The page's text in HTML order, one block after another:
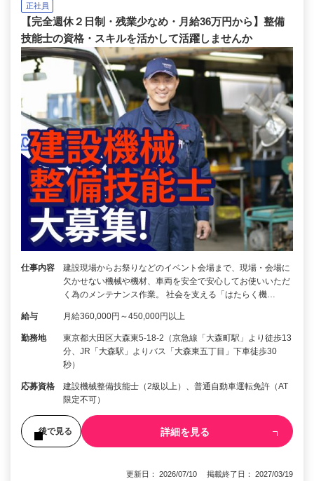
正社員
【完全週休２日制・残業少なめ・月給36万円から】整備
技能士の資格・スキルを活かして活躍しませんか
仕事内容
建設現場からお祭りなどのイベント会場まで、現場・会場に
欠かせない機械や機材、車両を安全で安心してお使いいただ
く為のメンテナンス作業。 社会を支える「はたらく機…
給与 月給360,000円～450,000円以上
勤務地
東京都大田区大森東5-18-2（京急線「大森町駅」より徒歩13
分、JR「大森駅」よりバス「大森東五丁目」下車徒歩30
秒）
応募資格
建設機械整備技能士（2級以上）、普通自動車運転免許（AT
限定不可）
後で見る 詳細を見る
更新日： 2026/07/10 掲載終了日： 2027/03/19